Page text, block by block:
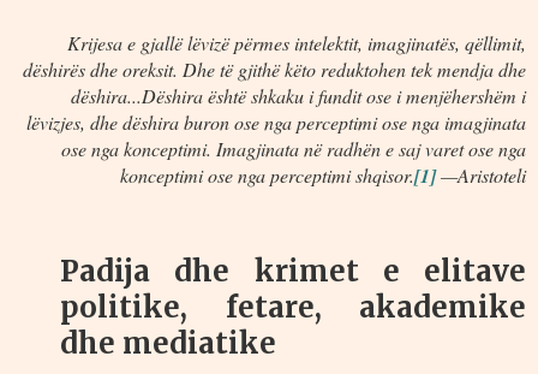
Krijesa e gjallë lëvizë përmes intelektit, imagjinatës, qëllimit,
dëshirës dhe oreksit. Dhe të gjithë këto reduktohen tek mendja dhe
dëshira...Dëshira është shkaku i fundit ose i menjëhershëm i
lëvizjes, dhe dëshira buron ose nga perceptimi ose nga imagjinata
ose nga konceptimi. Imagjinata në radhën e saj varet ose nga
konceptimi ose nga perceptimi shqisor.[1]—Aristoteli
Padija dhe krimet e elitave
politike, fetare, akademike
dhe mediatike